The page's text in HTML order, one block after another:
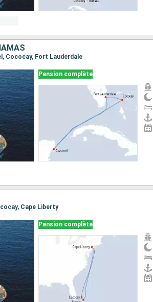
Cococay, Fort Lauderdale
Pension complète
Cape Liberty
Pension complète